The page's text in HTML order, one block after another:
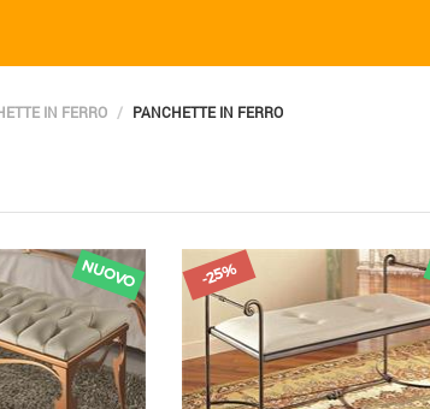
IN FERRO PANCHETTE IN FERRO
NUOVO -25%